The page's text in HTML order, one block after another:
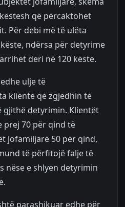
që përcaktohet
Për debi më të ulëta
ndërsa për detyrime
deri në 120 këste.
ulje të
klientë që zgjedhin të
gjithë detyrimin. Klientët
70 për qind të
jofamiljarë 50 për qind,
të përfitojë falje të
nëse e shlyen detyrimin
parashikuar edhe për